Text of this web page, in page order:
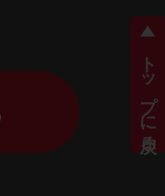
トップに戻る